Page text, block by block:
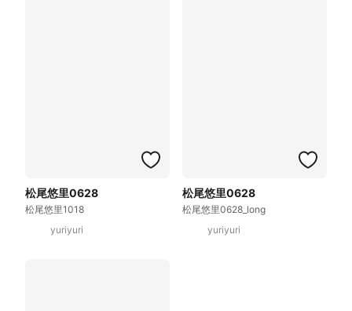
松尾悠里0628
松尾悠里1018
yuriyuri
松尾悠里0628
松尾悠里0628_long
yuriyuri